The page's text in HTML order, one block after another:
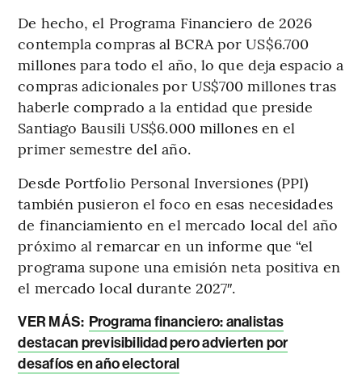
De hecho, el Programa Financiero de 2026
contempla compras al BCRA por US$6.700
millones para todo el año, lo que deja espacio a
compras adicionales por US$700 millones tras
haberle comprado a la entidad que preside
Santiago Bausili US$6.000 millones en el
primer semestre del año.
Desde Portfolio Personal Inversiones (PPI)
también pusieron el foco en esas necesidades
de financiamiento en el mercado local del año
próximo al remarcar en un informe que “el
programa supone una emisión neta positiva en
el mercado local durante 2027″.
VER MÁS: Programa financiero: analistas
destacan previsibilidad pero advierten por
desafíos en año electoral